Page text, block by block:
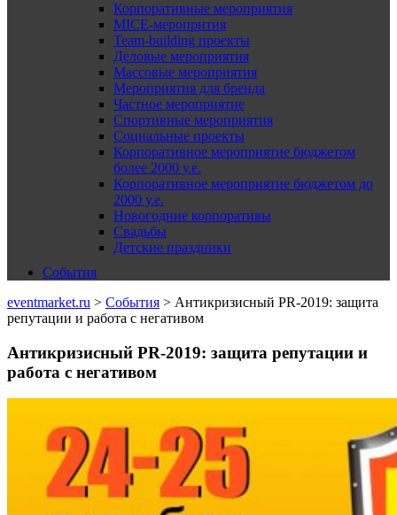
Корпоративные мероприятия
MICE-меропрития
Team-building проекты
Деловые мероприятия
Массовые мероприятия
Мероприятия для бренда
Частное мероприятие
Спортивные мероприятия
Социальные проекты
Корпоративное мероприятие бюджетом
более 2000 у.е.
Корпоративное мероприятие бюджетом до
2000 у.е.
Новогодние корпоративы
Свадьбы
Детские праздники
События
eventmarket.ru > События > Антикризисный PR-2019: защита
репутации и работа с негативом
Антикризисный PR-2019: защита репутации и
работа с негативом